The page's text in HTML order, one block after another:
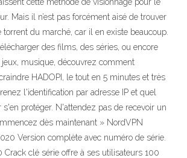
Mais il n’est pas forcément aisé de trouver
torrent du marché, car il en existe beaucoup.
des films, des séries, ou encore
musique, découvrez comment
HADOPI, le tout en 5 minutes et très
l'identification par adresse IP et quel
protéger. N'attendez pas de recevoir un
dès maintenant » NordVPN
Version complète avec numéro de série.
Crack clé série offre à ses utilisateurs 100